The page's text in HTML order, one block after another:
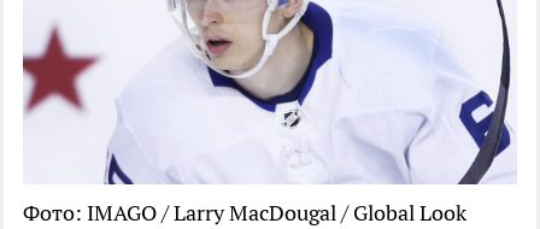
Фото: IMAGO / Larry MacDougal / Global Look